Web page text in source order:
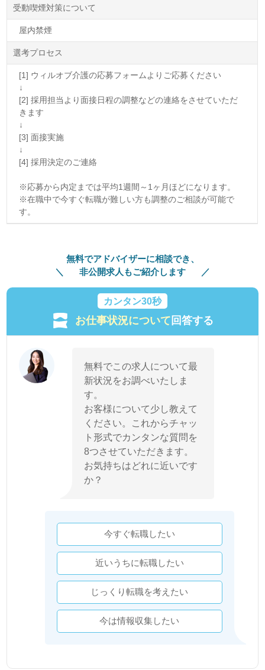
受動喫煙対策について
屋内禁煙
選考プロセス
[1] ウィルオブ介護の応募フォームよりご応募ください
↓
[2] 採用担当より面接日程の調整などの連絡をさせていただ
きます
↓
[3] 面接実施
↓
[4] 採用決定のご連絡
※応募から内定までは平均1週間～1ヶ月ほどになります。
※在職中で今すぐ転職が難しい方も調整のご相談が可能で
す。
無料でアドバイザーに相談でき、
非公開求人もご紹介します
カンタン30秒
お仕事状況について回答する
無料でこの求人について最
新状況をお調べいたしま
す。
お客様について少し教えて
ください。これからチャッ
ト形式でカンタンな質問を
8つさせていただきます。
お気持ちはどれに近いです
か？
今すぐ転職したい
近いうちに転職したい
じっくり転職を考えたい
今は情報収集したい